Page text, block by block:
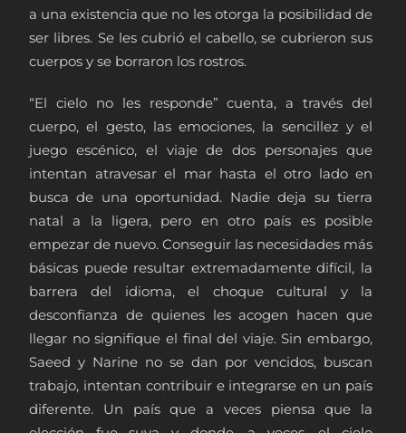
a una existencia que no les otorga la posibilidad de
ser libres. Se les cubrió el cabello, se cubrieron sus
cuerpos y se borraron los rostros.
“El cielo no les responde” cuenta, a través del
cuerpo, el gesto, las emociones, la sencillez y el
juego escénico, el viaje de dos personajes que
intentan atravesar el mar hasta el otro lado en
busca de una oportunidad. Nadie deja su tierra
natal a la ligera, pero en otro país es posible
empezar de nuevo. Conseguir las necesidades más
básicas puede resultar extremadamente difícil, la
barrera del idioma, el choque cultural y la
desconfianza de quienes les acogen hacen que
llegar no signifique el final del viaje. Sin embargo,
Saeed y Narine no se dan por vencidos, buscan
trabajo, intentan contribuir e integrarse en un país
diferente. Un país que a veces piensa que la